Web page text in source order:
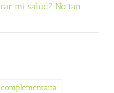
mi salud? No tan